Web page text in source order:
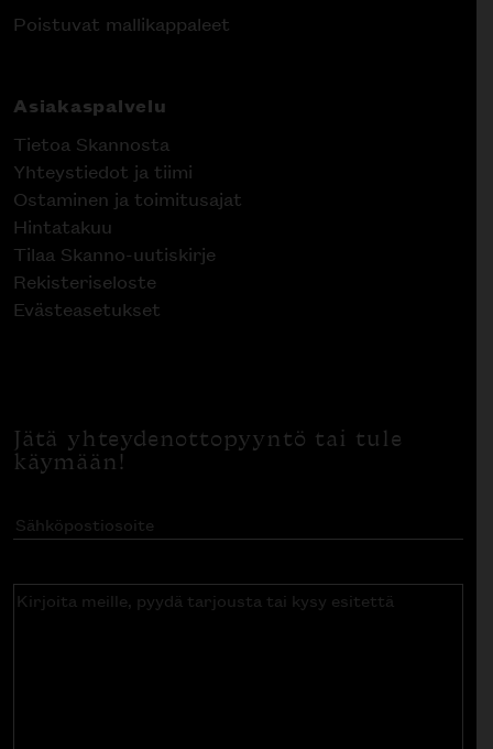
Poistuvat mallikappaleet
Asiakaspalvelu
Tietoa Skannosta
Yhteystiedot ja tiimi
Ostaminen ja toimitusajat
Hintatakuu
Tilaa Skanno-uutiskirje
Rekisteriseloste
Evästeasetukset
Jätä yhteydenottopyyntö tai tule
käymään!
Sähköpostiosoite(Pakollinen)
Kirjoita